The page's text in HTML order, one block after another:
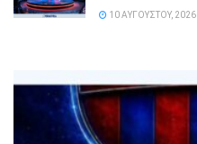
10 ΑΥΓΟΎΣΤΟΥ, 2026